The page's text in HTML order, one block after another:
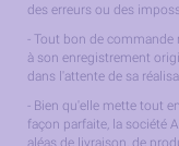
des erreurs ou des
- Tout bon de
à son enregistrement
dans l'attente de sa
- Bien qu'elle mette tout
façon parfaite, la société
aléas de livraison, de